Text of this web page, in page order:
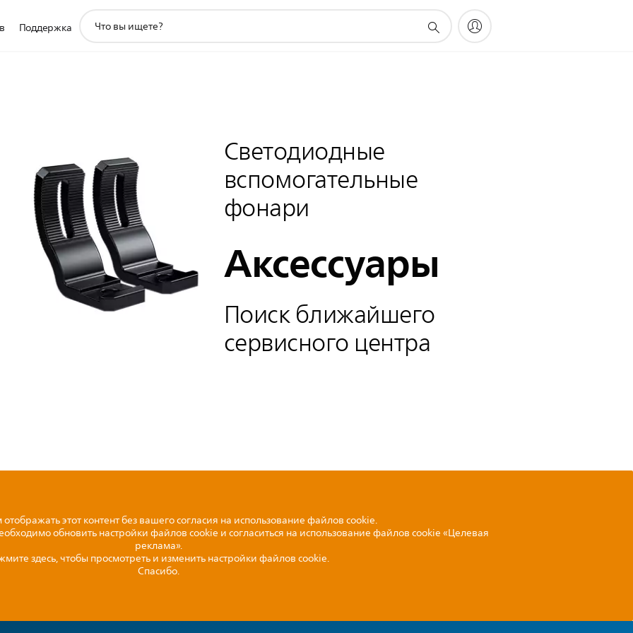
Поддержка
поддержки
Светодиодные
вспомогательные
фонари
Аксессуары
Поиск ближайшего
сервисного центра
этот контент без вашего согласия на использование файлов cookie.
обновить настройки файлов cookie и согласиться на использование файлов cookie «Целевая
реклама».
здесь, чтобы просмотреть и изменить настройки файлов cookie.
Спасибо.